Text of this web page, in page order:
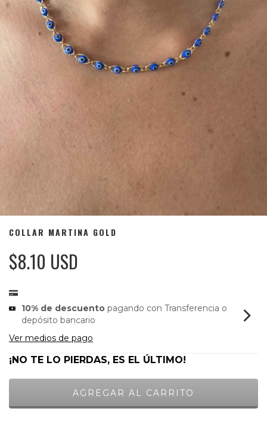
COLLAR MARTINA GOLD
$8.10 USD
10% de descuento pagando con Transferencia o
depósito bancario
Ver medios de pago
¡NO TE LO PIERDAS, ES EL ÚLTIMO!